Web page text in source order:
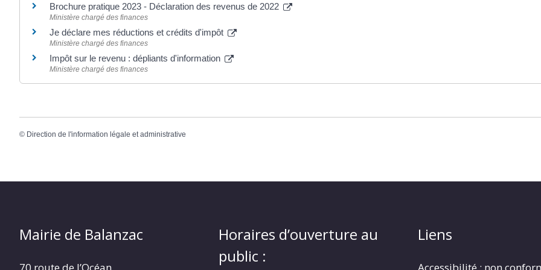
Brochure pratique 2023 - Déclaration des revenus de 2022
Ministère chargé des finances
Je déclare mes réductions et crédits d'impôt
Ministère chargé des finances
Impôt sur le revenu : dépliants d'information
Ministère chargé des finances
© Direction de l'information légale et administrative
Mairie de Balanzac
Horaires d’ouverture au
public :
Liens